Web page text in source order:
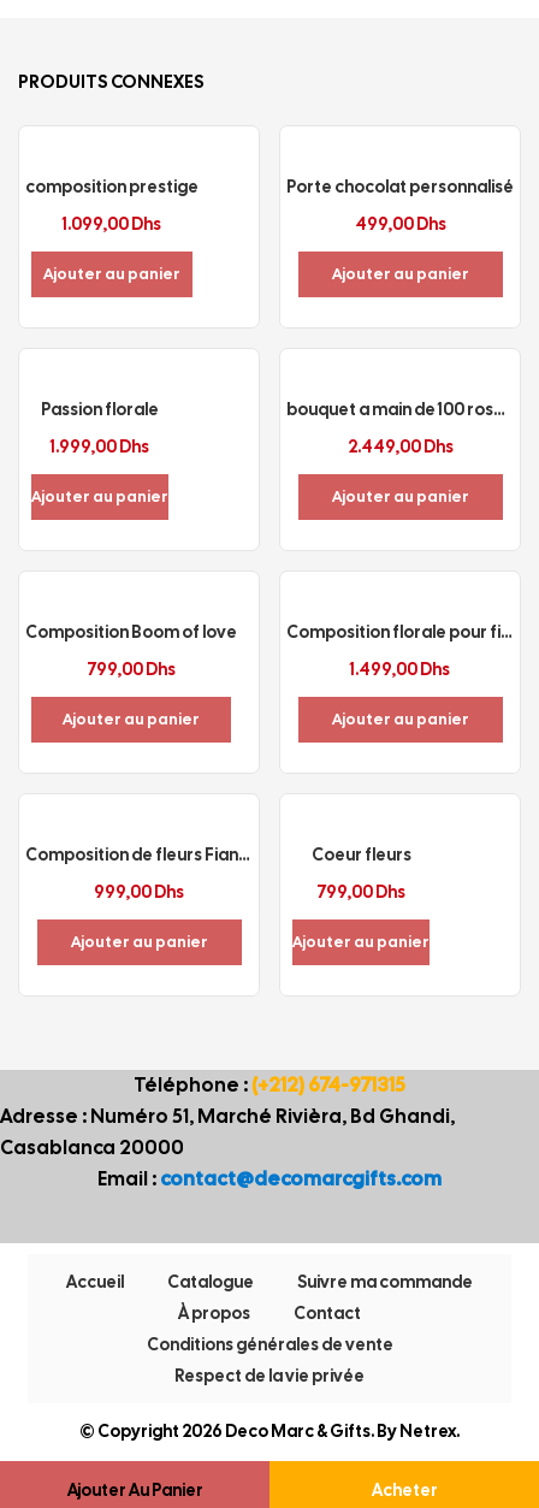
Ajouter Au Panier Acheter
PRODUITS CONNEXES
composition prestige
1.099,00Dhs
Ajouter au panier
Porte chocolat personnalisé
499,00Dhs
Ajouter au panier
Passion florale
1.999,00Dhs
Ajouter au panier
bouquet a main de 100 rose rouge
2.449,00Dhs
Ajouter au panier
Composition Boom of love
799,00Dhs
Ajouter au panier
Composition florale pour fiançailles
1.499,00Dhs
Ajouter au panier
Composition de fleurs Fiançailles/Mariage
999,00Dhs
Ajouter au panier
Coeur fleurs
799,00Dhs
Ajouter au panier
Téléphone :(+212) 674-971315
Adresse : Numéro 51, Marché Rivièra, Bd Ghandi,
Casablanca 20000
Email :contact@decomarcgifts.com
Accueil Catalogue
Suivre ma commande
À propos
Contact
Conditions générales de vente
Respect de la vie privée
© Copyright 2026 Deco Marc & Gifts. ByNetrex.